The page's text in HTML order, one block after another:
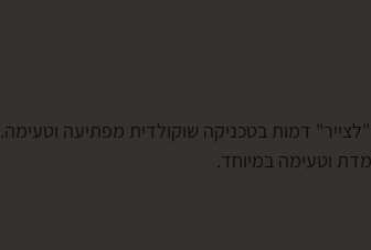
דמות בטכניקה שוקולדית מפתיעה וטעימה.
וטעימה במיוחד.